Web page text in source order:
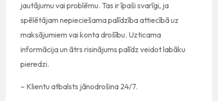
jautājumu vai problēmu. Tas ir īpaši svarīgi, ja
spēlētājam nepieciešama palīdzība attiecībā uz
maksājumiem vai konta drošību. Uzticama
informācija un ātrs risinājums palīdz veidot labāku
pieredzi.
– Klientu atbalsts jānodrošina 24/7.